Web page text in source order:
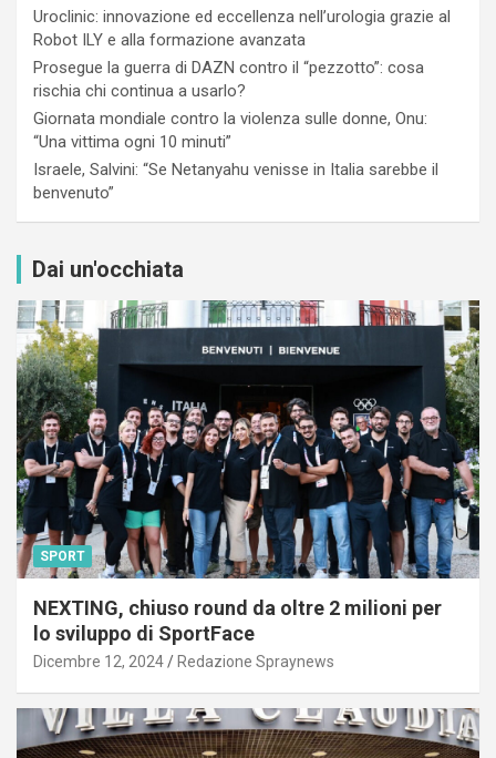
Uroclinic: innovazione ed eccellenza nell’urologia grazie al
Robot ILY e alla formazione avanzata
Prosegue la guerra di DAZN contro il “pezzotto”: cosa
rischia chi continua a usarlo?
Giornata mondiale contro la violenza sulle donne, Onu:
“Una vittima ogni 10 minuti”
Israele, Salvini: “Se Netanyahu venisse in Italia sarebbe il
benvenuto”
Dai un'occhiata
SPORT
NEXTING, chiuso round da oltre 2 milioni per
lo sviluppo di SportFace
Dicembre 12, 2024 Redazione Spraynews